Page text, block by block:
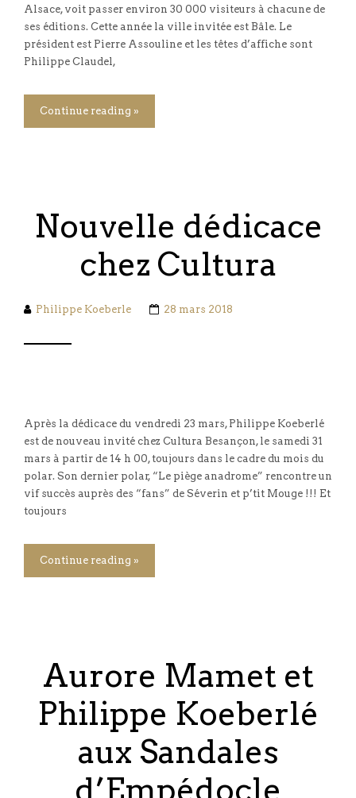
Alsace, voit passer environ 30 000 visiteurs à chacune de
ses éditions. Cette année la ville invitée est Bâle. Le
président est Pierre Assouline et les têtes d’affiche sont
Philippe Claudel,
Continue reading »
Nouvelle dédicace
chez Cultura
Philippe Koeberle 28 mars 2018
Après la dédicace du vendredi 23 mars, Philippe Koeberlé
est de nouveau invité chez Cultura Besançon, le samedi 31
mars à partir de 14 h 00, toujours dans le cadre du mois du
polar. Son dernier polar, “Le piège anadrome” rencontre un
vif succès auprès des “fans” de Séverin et p’tit Mouge !!! Et
toujours
Continue reading »
Aurore Mamet et
Philippe Koeberlé
aux Sandales
d’Empédocle